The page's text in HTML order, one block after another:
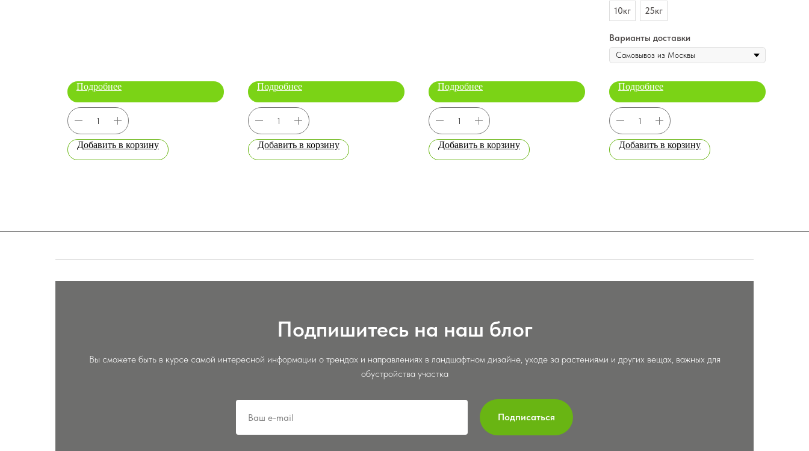
Подробнее
Добавить в корзину
Подробнее
Добавить в корзину
Подробнее
Добавить в корзину
10кг 25кг
Варианты доставки
Подробнее
Добавить в корзину
Подпишитесь на наш блог
Вы сможете быть в курсе самой интересной информации о трендах и направлениях в ландшафтном дизайне, уходе за растениями и других вещах, важных для
обустройства участка
Подписаться